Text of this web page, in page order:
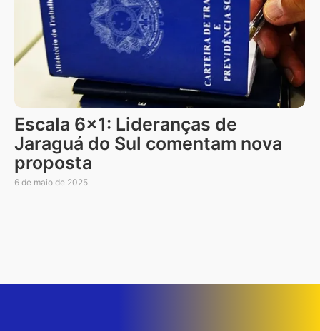
Escala 6×1: Lideranças de
Jaraguá do Sul comentam nova
proposta
6 de maio de 2025